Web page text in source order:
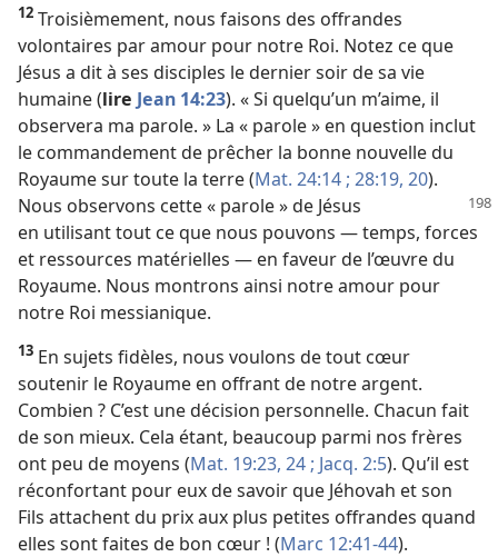
12 Troisièmement, nous faisons des offrandes
volontaires par amour pour notre Roi. Notez ce que
Jésus a dit à ses disciples le dernier soir de sa vie
humaine (lire Jean 14:23). « Si quelqu’un m’aime, il
observera ma parole. » La « parole » en question inclut
le commandement de prêcher la bonne nouvelle du
Royaume sur toute la terre (Mat. 24:14 ; 28:19, 20).
Nous observons cette « parole »de Jésus
en utilisant tout ce que nous pouvons — temps, forces
et ressources matérielles — en faveur de l’œuvre du
Royaume. Nous montrons ainsi notre amour pour
notre Roi messianique.
13 En sujets fidèles, nous voulons de tout cœur
soutenir le Royaume en offrant de notre argent.
Combien ? C’est une décision personnelle. Chacun fait
de son mieux. Cela étant, beaucoup parmi nos frères
ont peu de moyens (Mat. 19:23, 24 ; Jacq. 2:5). Qu’il est
réconfortant pour eux de savoir que Jéhovah et son
Fils attachent du prix aux plus petites offrandes quand
elles sont faites de bon cœur ! (Marc 12:41-44).